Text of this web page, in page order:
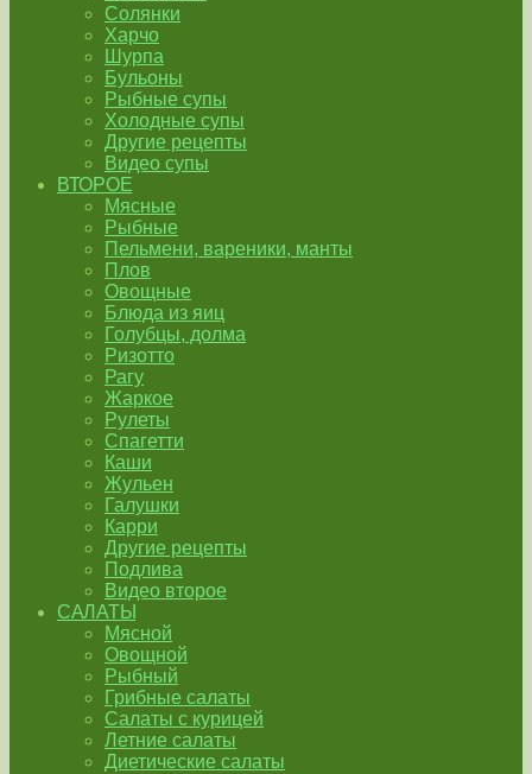
Солянки
Харчо
Шурпа
Бульоны
Рыбные супы
Холодные супы
Другие рецепты
Видео супы
ВТОРОЕ
Мясные
Рыбные
Пельмени, вареники, манты
Плов
Овощные
Блюда из яиц
Голубцы, долма
Ризотто
Рагу
Жаркое
Рулеты
Спагетти
Каши
Жульен
Галушки
Карри
Другие рецепты
Подлива
Видео второе
САЛАТЫ
Мясной
Овощной
Рыбный
Грибные салаты
Салаты с курицей
Летние салаты
Диетические салаты